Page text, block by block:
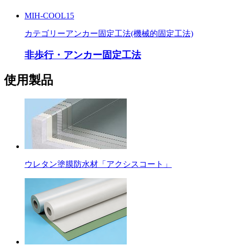
MIH-COOL15
カテゴリーアンカー固定工法(機械的固定工法)
非歩行・アンカー固定工法
使用製品
ウレタン塗膜防水材「アクシスコート」